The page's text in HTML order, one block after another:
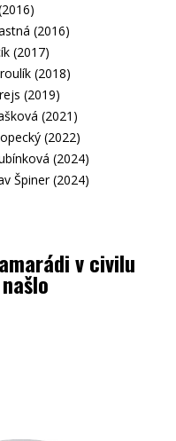
(2016)
(2017)
(2018)
(2019)
(2021)
(2022)
(2024)
Špiner (2024)
v civilu